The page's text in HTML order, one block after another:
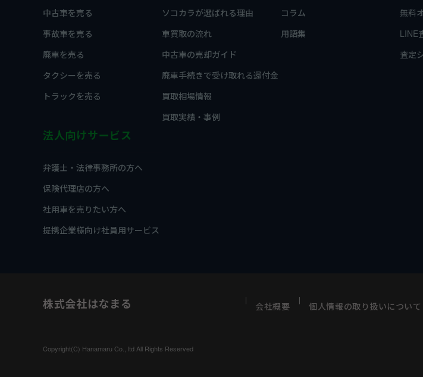
中古車を売る
事故車を売る
廃車を売る
タクシーを売る
トラックを売る
ソコカラが選ばれる理由
車買取の流れ
中古車の売却ガイド
廃車手続きで受け取れる還付金
買取相場情報
買取実績・事例
コラム
用語集
無料
LINE
査定
法人向けサービス
弁護士・法律事務所の方へ
保険代理店の方へ
社用車を売りたい方へ
提携企業様向け社員用サービス
株式会社はなまる 会社概要 個人情報の取り扱いについて
Copyright(C) Hanamaru Co., ltd All Rights Reserved